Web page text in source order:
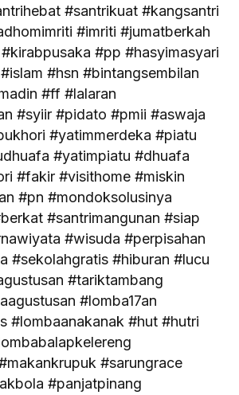
#santrikuat #kangsantri
#imriti #jumatberkah
#pp #hasyimasyari
#hsn #bintangsembilan
#ff #lalaran
#syiir #pidato #pmii #aswaja
#yatimmerdeka #piatu
#yatimpiatu #dhuafa
#fakir #visithome #miskin
#pn #mondoksolusinya
#santrimangunan #siap
#wisuda #perpisahan
#sekolahgratis #hiburan #lucu
#tariktambang
#lomba17an
#lombaanakanak #hut #hutri
#sarungrace
#panjatpinang